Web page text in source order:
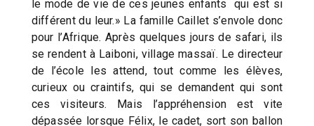
le mode de vie de ces jeunes enfants qui est si
différent du leur.» La famille Caillet s’envole donc
pour l’Afrique. Après quelques jours de safari, ils
se rendent à Laiboni, village massaï. Le directeur
de l’école les attend, tout comme les élèves,
curieux ou craintifs, qui se demandent qui sont
ces visiteurs. Mais l’appréhension est vite
dépassée lorsque Félix, le cadet, sort son ballon